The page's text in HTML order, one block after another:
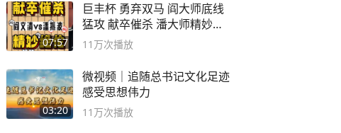
07:57
巨丰杯 勇弃双马 阎大师底线
猛攻 献卒催杀 潘大师精妙入
局
11万次播放
03:20
微视频｜追随总书记文化足迹
感受思想伟力
11万次播放